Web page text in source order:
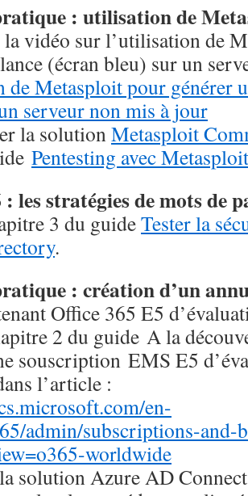
: utilisation de
vidéo sur l’utilisation de
(écran bleu) sur un
Metasploit pour générer
serveur non mis à jour
la solutionMetasploit
Pentesting avec Metasploit
les stratégies de mots de
3 du guideTester la
.
: création d’un
Office 365 E5
2 du guide A la
souscription EMS E5
l’article :
en-
admin/subscriptions-
worldwide
solution Azure AD